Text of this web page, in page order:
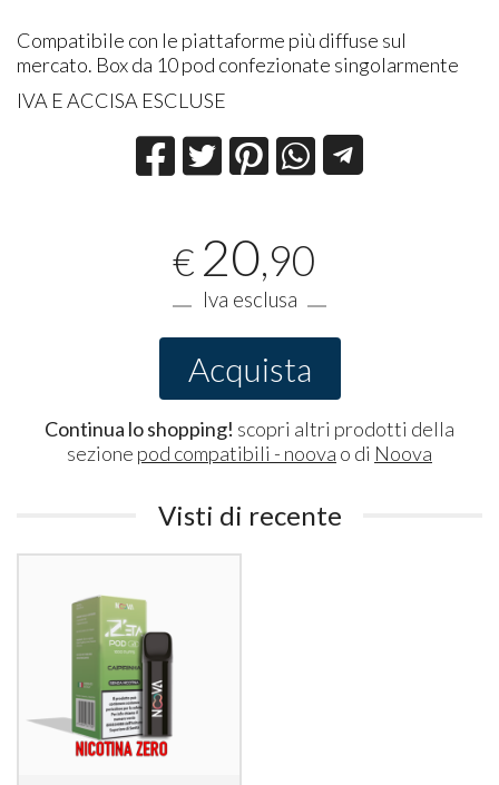
Compatibile con le piattaforme più diffuse sul
mercato. Box da 10 pod confezionate singolarmente
IVA E ACCISA ESCLUSE
€ 20,90
Iva esclusa
Acquista
Continua lo shopping! scopri altri prodotti della
sezione pod compatibili - noova o di Noova
Visti di recente